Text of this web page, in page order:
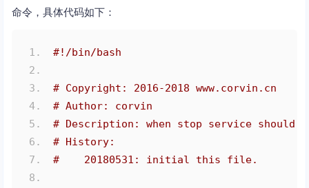
命令，具体代码如下：
#!/bin/bash
# Copyright: 2016-2018 www.corvin.cn
# Author: corvin
# Description: when stop service should
# History:
#    20180531: initial this file.